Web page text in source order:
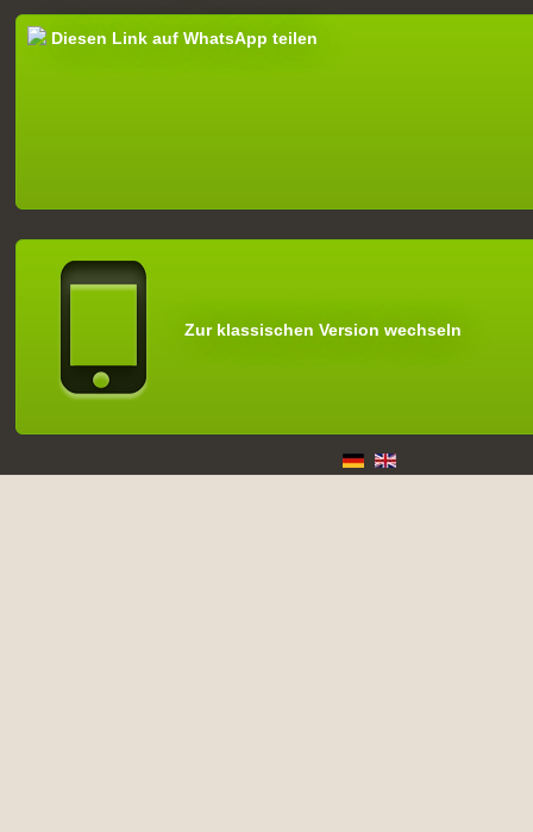
Diesen Link auf WhatsApp teilen
Zur klassischen Version wechseln